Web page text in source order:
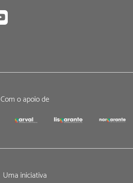
Com o apoio de
Uma iniciativa